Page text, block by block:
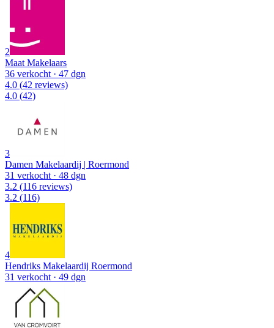
2
Maat Makelaars
36 verkocht · 47 dgn
4.0 (42 reviews)
4.0 (42)
3
Damen Makelaardij | Roermond
31 verkocht · 48 dgn
3.2 (116 reviews)
3.2 (116)
4
Hendriks Makelaardij Roermond
31 verkocht · 49 dgn